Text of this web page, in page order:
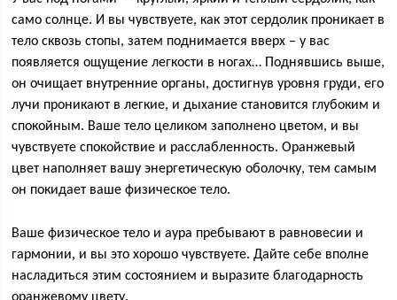
само солнце. И вы чувствуете, как этот сердолик проникает в
тело сквозь стопы, затем поднимается вверх – у вас
появляется ощущение легкости в ногах… Поднявшись выше,
он очищает внутренние органы, достигнув уровня груди, его
лучи проникают в легкие, и дыхание становится глубоким и
спокойным. Ваше тело целиком заполнено цветом, и вы
чувствуете спокойствие и расслабленность. Оранжевый
цвет наполняет вашу энергетическую оболочку, тем самым
он покидает ваше физическое тело.
Ваше физическое тело и аура пребывают в равновесии и
гармонии, и вы это хорошо чувствуете. Дайте себе вполне
насладиться этим состоянием и выразите благодарность